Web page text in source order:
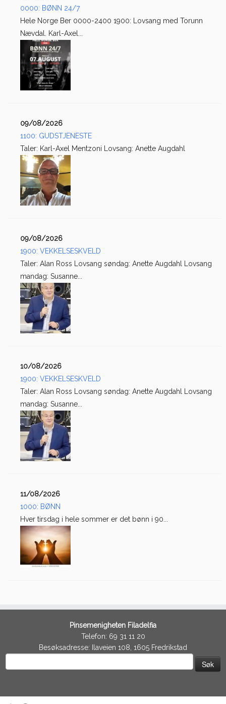
0000: BØNN 24/7
Hele Norge Ber 0000-2400 1900: Lovsang med Torunn
Nævdal. Karl-Axel...
09/08/2026
1100: GUDSTJENESTE
Taler: Karl-Axel Mentzoni Lovsang: Anette Augdahl
09/08/2026
1900: VEKKELSESKVELD
Taler: Alan Ross Lovsang søndag: Anette Augdahl Lovsang
mandag: Susanne...
10/08/2026
1900: VEKKELSESKVELD
Taler: Alan Ross Lovsang søndag: Anette Augdahl Lovsang
mandag: Susanne...
11/08/2026
1000: BØNN
Hver tirsdag i hele sommer er det bønn i 90...
Pinsemenigheten Filadelfia
Telefon: 69 31 11 20
Besøksadresse: Ilaveien 108, 1605 Fredrikstad
etter: